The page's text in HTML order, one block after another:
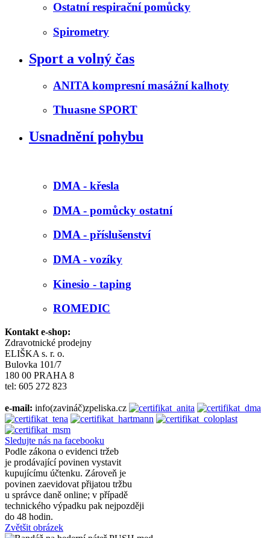
Ostatní respirační pomůcky
Spirometry
Sport a volný čas
ANITA kompresní masážní kalhoty
Thuasne SPORT
Usnadnění pohybu
DMA - křesla
DMA - pomůcky ostatní
DMA - příslušenství
DMA - vozíky
Kinesio - taping
ROMEDIC
Kontakt e-shop:
Zdravotnické prodejny
ELIŠKA s. r. o.
Bulovka 101/7
180 00 PRAHA 8
tel: 605 272 823
e-mail: info(zavináč)zpeliska.cz
Sledujte nás na facebooku
Podle zákona o evidenci tržeb
je prodávající povinen vystavit
kupujícímu účtenku. Zároveň je
povinen zaevidovat přijatou tržbu
u správce daně online; v případě
technického výpadku pak nejpozději
do 48 hodin.
Zvětšit obrázek